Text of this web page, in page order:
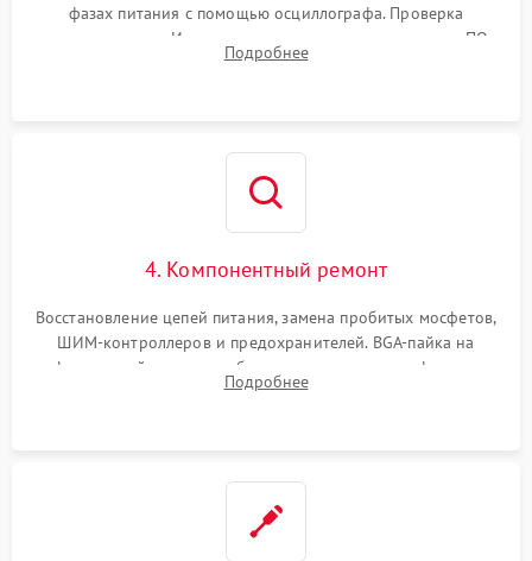
фазах питания с помощью осциллографа. Проверка
инициализации. Использование специализированного ПО
MATS
Подробнее
4. Компонентный ремонт
Восстановление цепей питания, замена пробитых мосфетов,
ШИМ-контроллеров и предохранителей. BGA-пайка на
инфракрасной станции реболлинг или замена графического
чипа и дефектной памяти GDDR. Прошивка BIOS
Подробнее